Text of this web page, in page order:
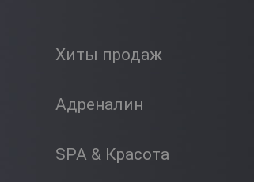
Хиты продаж
Адреналин
SPA & Красота